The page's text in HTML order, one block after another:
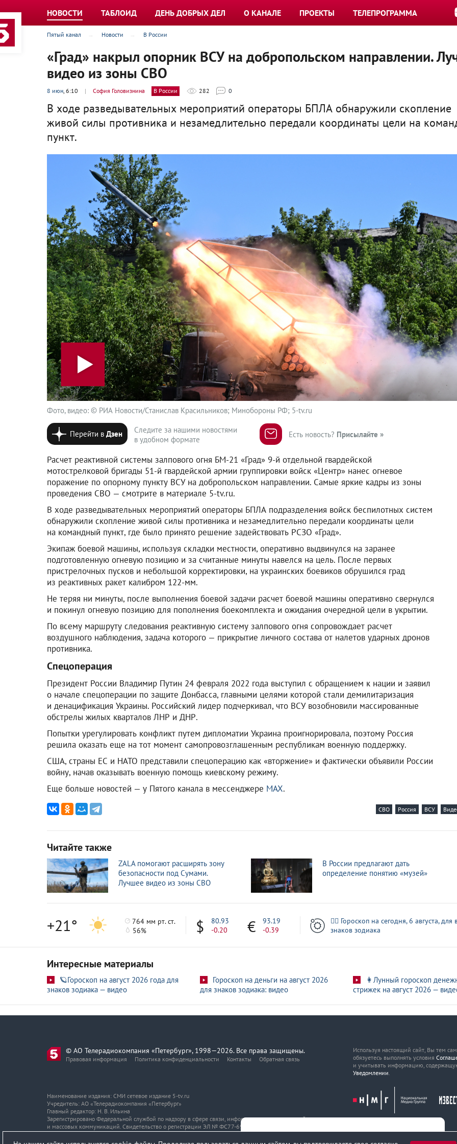
НОВОСТИ ТАБЛОИД ДЕНЬ ДОБРЫХ ДЕЛ О КАНАЛЕ ПРОЕКТЫ ТЕЛЕПРОГРАММА
Пятый канал Новости В России
«Град» накрыл опорник ВСУ на добропольском направлении.
видео из зоны СВО
8 июн, 6:10 | София Головизнина В России 282 0
В ходе разведывательных мероприятий операторы БПЛА обнаружили скопление
живой силы противника и незамедлительно передали координаты цели на
пункт.
Фото, видео: © РИА Новости/Станислав Красильников; Минобороны РФ; 5-tv.ru
Перейти вДзен
Следите за нашими новостями
в удобном формате
Есть новость? Присылайте »
Расчет реактивной системы залпового огня БМ-21 «Град» 9-й отдельной гвардейской
мотострелковой бригады 51-й гвардейской армии группировки войск «Центр» нанес огневое
поражение по опорному пункту ВСУ на добропольском направлении. Самые яркие кадры из зоны
проведения СВО — смотрите в материале 5-tv.ru.
В ходе разведывательных мероприятий операторы БПЛА подразделения войск беспилотных систем
обнаружили скопление живой силы противника и незамедлительно передали координаты цели
на командный пункт, где было принято решение задействовать РСЗО «Град».
Экипаж боевой машины, используя складки местности, оперативно выдвинулся на заранее
подготовленную огневую позицию и за считанные минуты навелся на цель. После первых
пристрелочных пусков и небольшой корректировки, на украинских боевиков обрушился град
из реактивных ракет калибром 122-мм.
Не теряя ни минуты, после выполнения боевой задачи расчет боевой машины оперативно свернулся
и покинул огневую позицию для пополнения боекомплекта и ожидания очередной цели в укрытии.
По всему маршруту следования реактивную систему залпового огня сопровождает расчет
воздушного наблюдения, задача которого — прикрытие личного состава от налетов ударных дронов
противника.
Спецоперация
Президент России Владимир Путин 24 февраля 2022 года выступил с обращением к нации и заявил
о начале спецоперации по защите Донбасса, главными целями которой стали демилитаризация
и денацификация Украины. Российский лидер подчеркивал, что ВСУ возобновили массированные
обстрелы жилых кварталов ЛНР и ДНР.
Попытки урегулировать конфликт путем дипломатии Украина проигнорировала, поэтому Россия
решила оказать еще на тот момент самопровозглашенным республикам военную поддержку.
США, страны ЕС и НАТО представили спецоперацию как «вторжение» и фактически объявили России
войну, начав оказывать военную помощь киевскому режиму.
Еще больше новостей — у Пятого канала в мессенджере MAX.
СВО Россия ВСУ
Читайте также
ZALA помогают расширять зону
безопасности под Сумами.
Лучшее видео из зоны СВО
В России предлагают дать
определение понятию «музей»
+21°
764 мм рт. ст.
56%
80.93
-0.20
93.19
-0.39
🧙‍♀ Гороскоп на сегодня, 6 августа, для
знаков зодиака
Интересные материалы
🪐Гороскоп на август 2026 года для
знаков зодиака — видео
Гороскоп на деньги на август 2026
для знаков зодиака: видео
👩Лунный гороскоп
стрижек на август 2026 —
© АО Телерадиокомпания «Петербург», 1998—2026. Все права защищены.
Правовая информация Политика конфиденциальности Контакты Обратная связь
Используя настоящий сайт, Вы тем
обязуетесь выполнять условия
и учитывать информацию,
Уведомлении.
Наименование издания: СМИ сетевое издание 5-tv.ru
Учредитель: АО «Телерадиокомпания «Петербург»
Главный редактор: Н. В. Ильина
Зарегистрировано Федеральной службой по надзору в сфере связи, информационных технологий
и массовых коммуникаций. Свидетельство о регистрации ЭЛ № ФС77-69216 от 29 марта 2017 года.
Адрес и телефон редакции